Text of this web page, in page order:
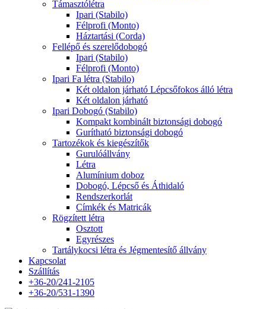
Támasztólétra
Ipari (Stabilo)
Félprofi (Monto)
Háztartási (Corda)
Fellépő és szerelődobogó
Ipari (Stabilo)
Félprofi (Monto)
Ipari Fa létra (Stabilo)
Két oldalon járható Lépcsőfokos álló létra
Két oldalon járható
Ipari Dobogó (Stabilo)
Kompakt kombinált biztonsági dobogó
Gurítható biztonsági dobogó
Tartozékok és kiegészítők
Gurulóállvány
Létra
Alumínium doboz
Dobogó, Lépcső és Áthidaló
Rendszerkorlát
Címkék és Matricák
Rögzített létra
Osztott
Egyrészes
Tartálykocsi létra és Jégmentesítő állvány
Kapcsolat
Szállítás
+36-20/241-2105
+36-20/531-1390